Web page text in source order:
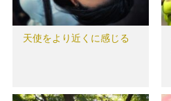
天使をより近くに感じる